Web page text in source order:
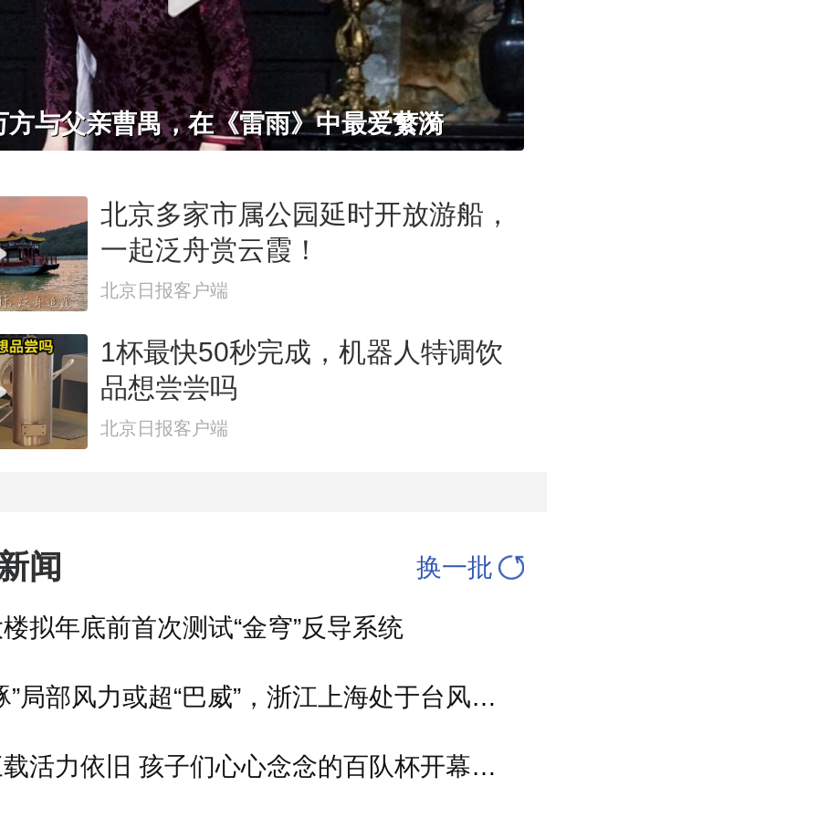
方与父亲曹禺，在《雷雨》中最爱蘩漪
北京多家市属公园延时开放游船，
一起泛舟赏云霞！
北京日报客户端
1杯最快50秒完成，机器人特调饮
品想尝尝吗
北京日报客户端
闻 换一批
拟年底前首次测试“金穹”反导系统
“白海豚”局部风力或超“巴威”，浙江上海处于台风危险半圆
四十三载活力依旧 孩子们心心念念的百队杯开幕了！